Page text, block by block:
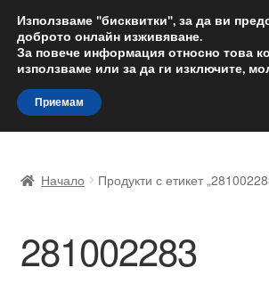
ДОСТАВКА от 12
Доставка по целия
Skip
to
navigation
Skip
to
content
Доставка по целия свят
Жалби
Начало Продукти с етикет
281002283
Използваме "бисквитки", за да ви
доброто онлайн изживяване.
За повече информация относно това
използваме или за да ги изключите,
Приемам